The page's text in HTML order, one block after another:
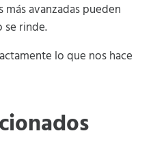
avanzadas pueden
se rinde.
lo que nos hace